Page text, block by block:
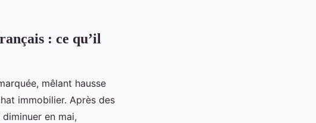
: ce qu’il
mêlant hausse
immobilier. Après des
en mai,